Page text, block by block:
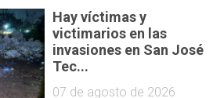
Hay víctimas y
victimarios en las
invasiones en San José
Tec...
07 de agosto de 2026